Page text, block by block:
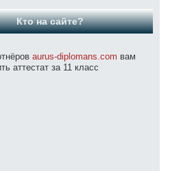
Кто на сайте?
aurus-diplomans.com вам
аттестат за 11 класс